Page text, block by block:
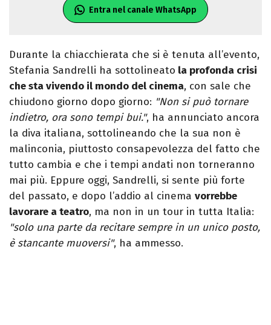
Entra nel canale WhatsApp
Durante la chiacchierata che si è tenuta all’evento,
Stefania Sandrelli ha sottolineato la profonda crisi
che sta vivendo il mondo del cinema, con sale che
chiudono giorno dopo giorno: "Non si può tornare
indietro, ora sono tempi bui.", ha annunciato ancora
la diva italiana, sottolineando che la sua non è
malinconia, piuttosto consapevolezza del fatto che
tutto cambia e che i tempi andati non torneranno
mai più. Eppure oggi, Sandrelli, si sente più forte
del passato, e dopo l’addio al cinema vorrebbe
lavorare a teatro, ma non in un tour in tutta Italia:
"solo una parte da recitare sempre in un unico posto,
è stancante muoversi", ha ammesso.